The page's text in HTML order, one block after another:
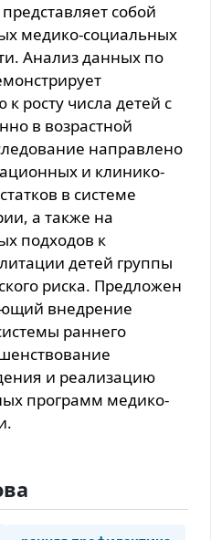
собой
медико-социальных
Анализ данных по
росту числа детей с
в возрастной
направлено
и клинико-
в системе
а также на
подходов к
детей группы
риска. Предложен
внедрение
раннего
и реализацию
программ медико-